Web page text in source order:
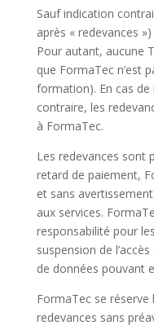
Sauf indication
après « redevances
Pour autant, aucune
que FormaTec n’est
formation). En cas
contraire, les
à FormaTec.
Les redevances sont
retard de paiement,
et sans
aux services.
responsabilité pour
suspension de
de données pouvant
FormaTec se
redevances sans